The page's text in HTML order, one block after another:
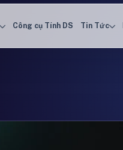
Công cụ Tính DS Tin Tức